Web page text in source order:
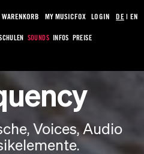
SOUNDS INFOS PREISE
WARENKORB MY MUSICFOX LOGIN DE| EN
Voices, Audio